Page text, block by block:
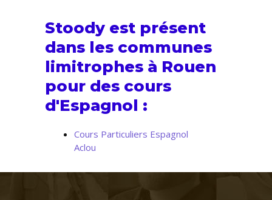
Stoody est présent
dans les communes
limitrophes à Rouen
pour des cours
d'Espagnol :
Cours Particuliers Espagnol
Aclou